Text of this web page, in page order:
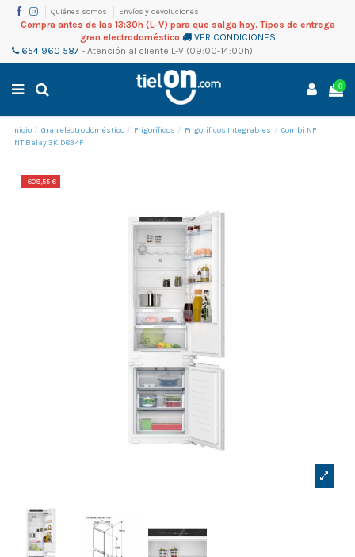
Quiénes somos Envíos y devoluciones
Compra antes de las 13:30h (L-V) para que salga hoy. Tipos de entrega
gran electrodoméstico
VER CONDICIONES
654 960 587 - Atención al cliente L-V (09:00-14:00h)
0
Inicio Gran electrodoméstico Frigoríficos Frigoríficos Integrables
Combi NF
INT Balay 3KID834F
-609,55 €